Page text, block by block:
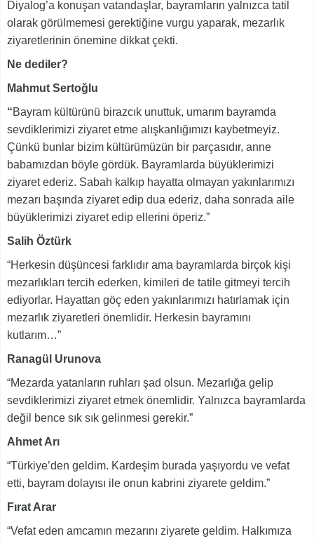
Diyalog’a konuşan vatandaşlar, bayramların yalnızca tatil
olarak görülmemesi gerektiğine vurgu yaparak, mezarlık
ziyaretlerinin önemine dikkat çekti.
Ne dediler?
Mahmut Sertoğlu
“Bayram kültürünü birazcık unuttuk, umarım bayramda
sevdiklerimizi ziyaret etme alışkanlığımızı kaybetmeyiz.
Çünkü bunlar bizim kültürümüzün bir parçasıdır, anne
babamızdan böyle gördük. Bayramlarda büyüklerimizi
ziyaret ederiz. Sabah kalkıp hayatta olmayan yakınlarımızı
mezarı başında ziyaret edip dua ederiz, daha sonrada aile
büyüklerimizi ziyaret edip ellerini öperiz.”
Salih Öztürk
“Herkesin düşüncesi farklıdır ama bayramlarda birçok kişi
mezarlıkları tercih ederken, kimileri de tatile gitmeyi tercih
ediyorlar. Hayattan göç eden yakınlarımızı hatırlamak için
mezarlık ziyaretleri önemlidir. Herkesin bayramını
kutlarım…”
Ranagül Urunova
“Mezarda yatanların ruhları şad olsun. Mezarlığa gelip
sevdiklerimizi ziyaret etmek önemlidir. Yalnızca bayramlarda
değil bence sık sık gelinmesi gerekir.”
Ahmet Arı
“Türkiye’den geldim. Kardeşim burada yaşıyordu ve vefat
etti, bayram dolayısı ile onun kabrini ziyarete geldim.”
Fırat Arar
“Vefat eden amcamın mezarını ziyarete geldim. Halkımıza